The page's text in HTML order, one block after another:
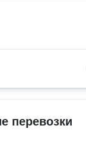
перевозки